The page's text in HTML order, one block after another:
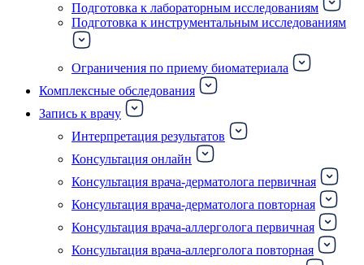
Подготовка к лабораторным исследованиям
Подготовка к инструментальным исследованиям
Ограничения по приему биоматериала
Комплексные обследования
Запись к врачу
Интерпретация результатов
Консультация онлайн
Консультация врача-дерматолога первичная
Консультация врача-дерматолога повторная
Консультация врача-аллерголога первичная
Консультация врача-аллерголога повторная